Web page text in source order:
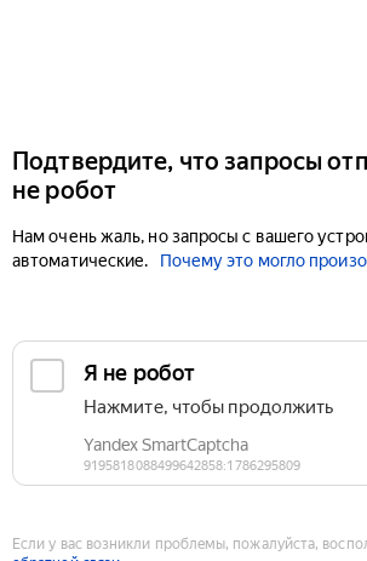
Подтвердите, что запросы
не робот
Нам очень жаль, но запросы с вашего
автоматические.
Почему это могло
Если у вас возникли проблемы, пожалуйста,